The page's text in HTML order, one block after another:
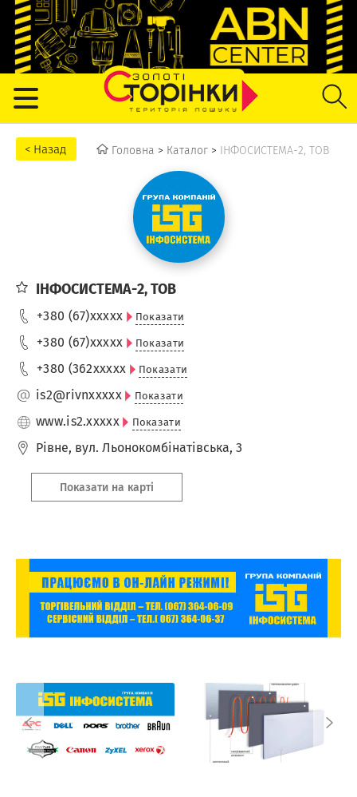
Головна > Каталог > ІНФОСИСТЕМА-2, ТОВ
ІНФОСИСТЕМА-2, ТОВ
+380 (67)xxxxx Показати
+380 (67)xxxxx Показати
+380 (362xxxxx Показати
is2@rivnxxxxx Показати
www.is2.xxxxx Показати
Рівне, вул. Льонокомбінатівська, 3
Показати на карті